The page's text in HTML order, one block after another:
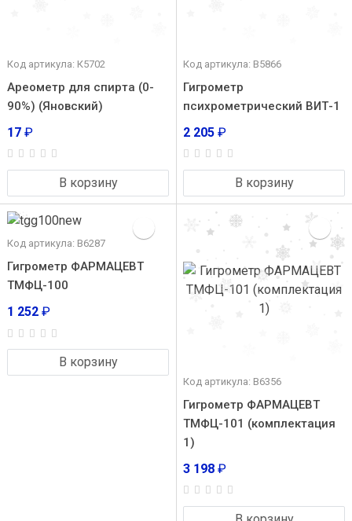
Код артикула: К5702
Ареометр для спирта (0-
90%) (Яновский)
17 ₽
В корзину
Код артикула: В5866
Гигрометр
психрометрический ВИТ-1
2 205 ₽
В корзину
Код артикула: В6287
Гигрометр ФАРМАЦЕВТ
ТМФЦ-100
1 252 ₽
В корзину
Код артикула: В6356
Гигрометр ФАРМАЦЕВТ
ТМФЦ-101 (комплектация
1)
3 198 ₽